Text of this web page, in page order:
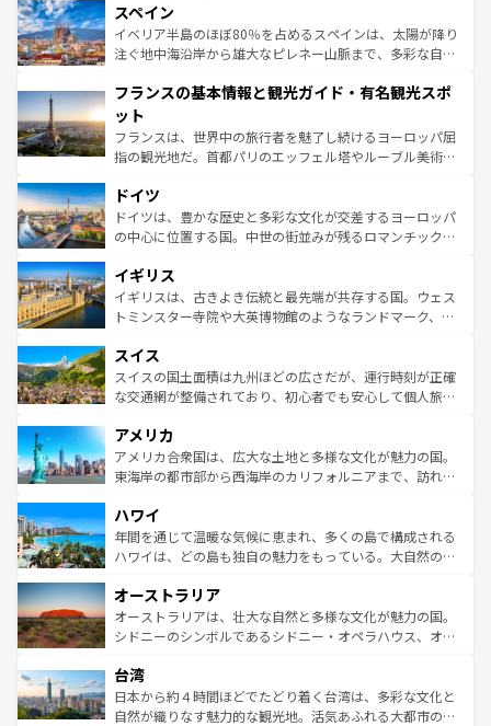
ろん、トスカーナの美しい田園風景やアマルフィ海岸の絶
景など、自然景観も見逃せない。観光の合間には、本場の
ピザやパスタなど、絶品のイタリア料理を堪能することも
ませてくれるイタリアで、忘れられない旅をしてみよう！
なお、新着のイタリア情報は
しい。
スペイン
イベリア半島のほぼ80％を占めるスペインは、太陽が降り
注ぐ地中海沿岸から雄大なピレネー山脈まで、多彩な自然
文化が根付くこの国では、情熱的なフラメンコ、熱気あふ
れる闘牛、そして美味しいタパスが生活の一部となってい
る。首都マドリードの洗練された雰囲気や、バルセロナの
アートに溢れた街角から、地方では古代ローマ遺跡や中世
せる。地方によって風土や気候が異なるスペインはその個
性で訪れる人を魅了する。 なお、新着のスペイン情報は コ
ンテンツ一覧を参照してほしい。
フランスの基本情報と観光ガイド・有名観光スポ
ット
フランスは、世界中の旅行者を魅了し続けるヨーロッパ屈
指の観光地だ。首都パリのエッフェル塔やルーブル美術館
で、幅広い魅力が詰まっている。華麗な宮殿、歴史的な大
聖堂、美しいビーチ、そして豊かな自然が、訪れる者を心
から魅了する。また、フランスは美食の国としても知ら
いる。シャンパンの発祥地であるランス、プロヴァンスの
香り高いラベンダー畑など、多彩な楽しみ方が可能だ。さ
らに、パリ以外の地域にも魅力が溢れており、どの街角に
れる地方に足を運ぶとそれぞれで全く異なる文化を体験で
きるだろう。 なお、新着のフランス情報はコンテンツ一覧
を参照してほしい。
ドイツ
ドイツは、豊かな歴史と多彩な文化が交差するヨーロッパ
の中心に位置する国。中世の街並みが残るロマンチック街
顔を持つこの国は、どこを歩いても飽きることがない。ベ
ルリンの文化的活気、バイエルン州のアルプスの絶景、そ
してライン川沿いのワイン畑といった風景は必見。ビール
は、お酒好きな人にはぜひ体験してほしい。 なお、新着の
ドイツ情報はコンテンツ一覧を参照してほしい。
イギリス
イギリスは、古きよき伝統と最先端が共存する国。ウェス
トミンスター寺院や大英博物館のようなランドマーク、歴
リアごとに異なる魅力がある。また、優雅なアフタヌーン
ティー、ビール好きにはたまらない英国パブ、サッカー観
戦など、本場だからこそできる体験も豊富。イギリスを旅
ンツ一覧を参照してほしい。
スイス
スイスの国土面積は九州ほどの広さだが、運行時刻が正確
な交通網が整備されており、初心者でも安心して個人旅行
の建物がそのまま残る町や、スイスならではのユニークな
博物館もあり、アルプス観光だけでなく町歩きも満喫する
ことができる。国民の所得が高いため物価も高いが、旅行
ば市内交通費無料で観光を楽しむこともできる。 なお、新
着のスイス情報はコンテンツ一覧 を参照してほしい。
アメリカ
アメリカ合衆国は、広大な土地と多様な文化が魅力の国。
東海岸の都市部から西海岸のカリフォルニアまで、訪れる
のような巨大都市は、観光、ショッピング、エンターテイ
ンメントが詰まった刺激的なスポットだ。一方、アメリカ
西部には大自然が広がり、グランドキャニオンやイエロー
部のニューオーリンズでは、音楽と美食が融合した独特の
文化が魅力。旅行者はアメリカの各地域で異なる魅力を楽
しみながら、その多様性と豊かな歴史を感じることができ
ならではの贅沢な旅のスタイルだ。 なお、新着のアメリカ
情報はコンテンツ一覧を参照してほしい。
ハワイ
年間を通じて温暖な気候に恵まれ、多くの島で構成される
ハワイは、どの島も独自の魅力をもっている。大自然の神
ワイ島は見逃せない。また、定番の観光地といえばオアフ
島だが、静かな自然を求めるならマウイ島やカウアイ島が
おすすめ。エメラルドグリーンに輝く海をはじめ、豊かな
れるおもてなしの心で訪れる人々を迎えてくれるハワイの
人々、おいしいローカルフードやハワイアンミュージッ
ク、伝統的なフラダンスなど、すべてがハワイの魅力を彩
オーストラリア
オーストラリアは、壮大な自然と多様な文化が魅力の国。
シドニーのシンボルであるシドニー・オペラハウス、オー
リアリーフや大陸中央部にそびえるウルル（エアーズロッ
ク）、タスマニアの美しい原生林やケアンズの熱帯雨林な
ど、見どころがたくさん。また、カフェやワイン、オージ
台湾
日本から約４時間ほどでたどり着く台湾は、多彩な文化と
自然が織りなす魅力的な観光地。活気あふれる大都市の台